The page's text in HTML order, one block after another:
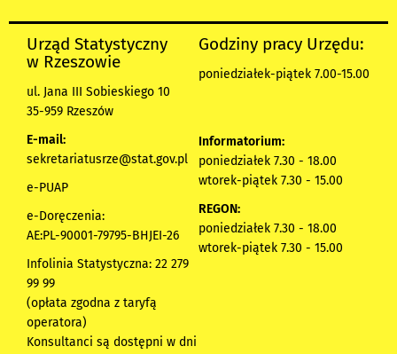
Urząd Statystyczny
w Rzeszowie
ul. Jana III Sobieskiego 10
35-959 Rzeszów
E-mail:
sekretariatusrze@stat.gov.pl
e-PUAP
e-Doręczenia:
AE:PL-90001-79795-BHJEI-26
Infolinia Statystyczna: 22 279
99 99
(opłata zgodna z taryfą
operatora)
Konsultanci są dostępni w dni
Godziny pracy Urzędu:
poniedziałek-piątek 7.00-15.00
Informatorium:
poniedziałek 7.30 - 18.00
wtorek-piątek 7.30 - 15.00
REGON:
poniedziałek 7.30 - 18.00
wtorek-piątek 7.30 - 15.00